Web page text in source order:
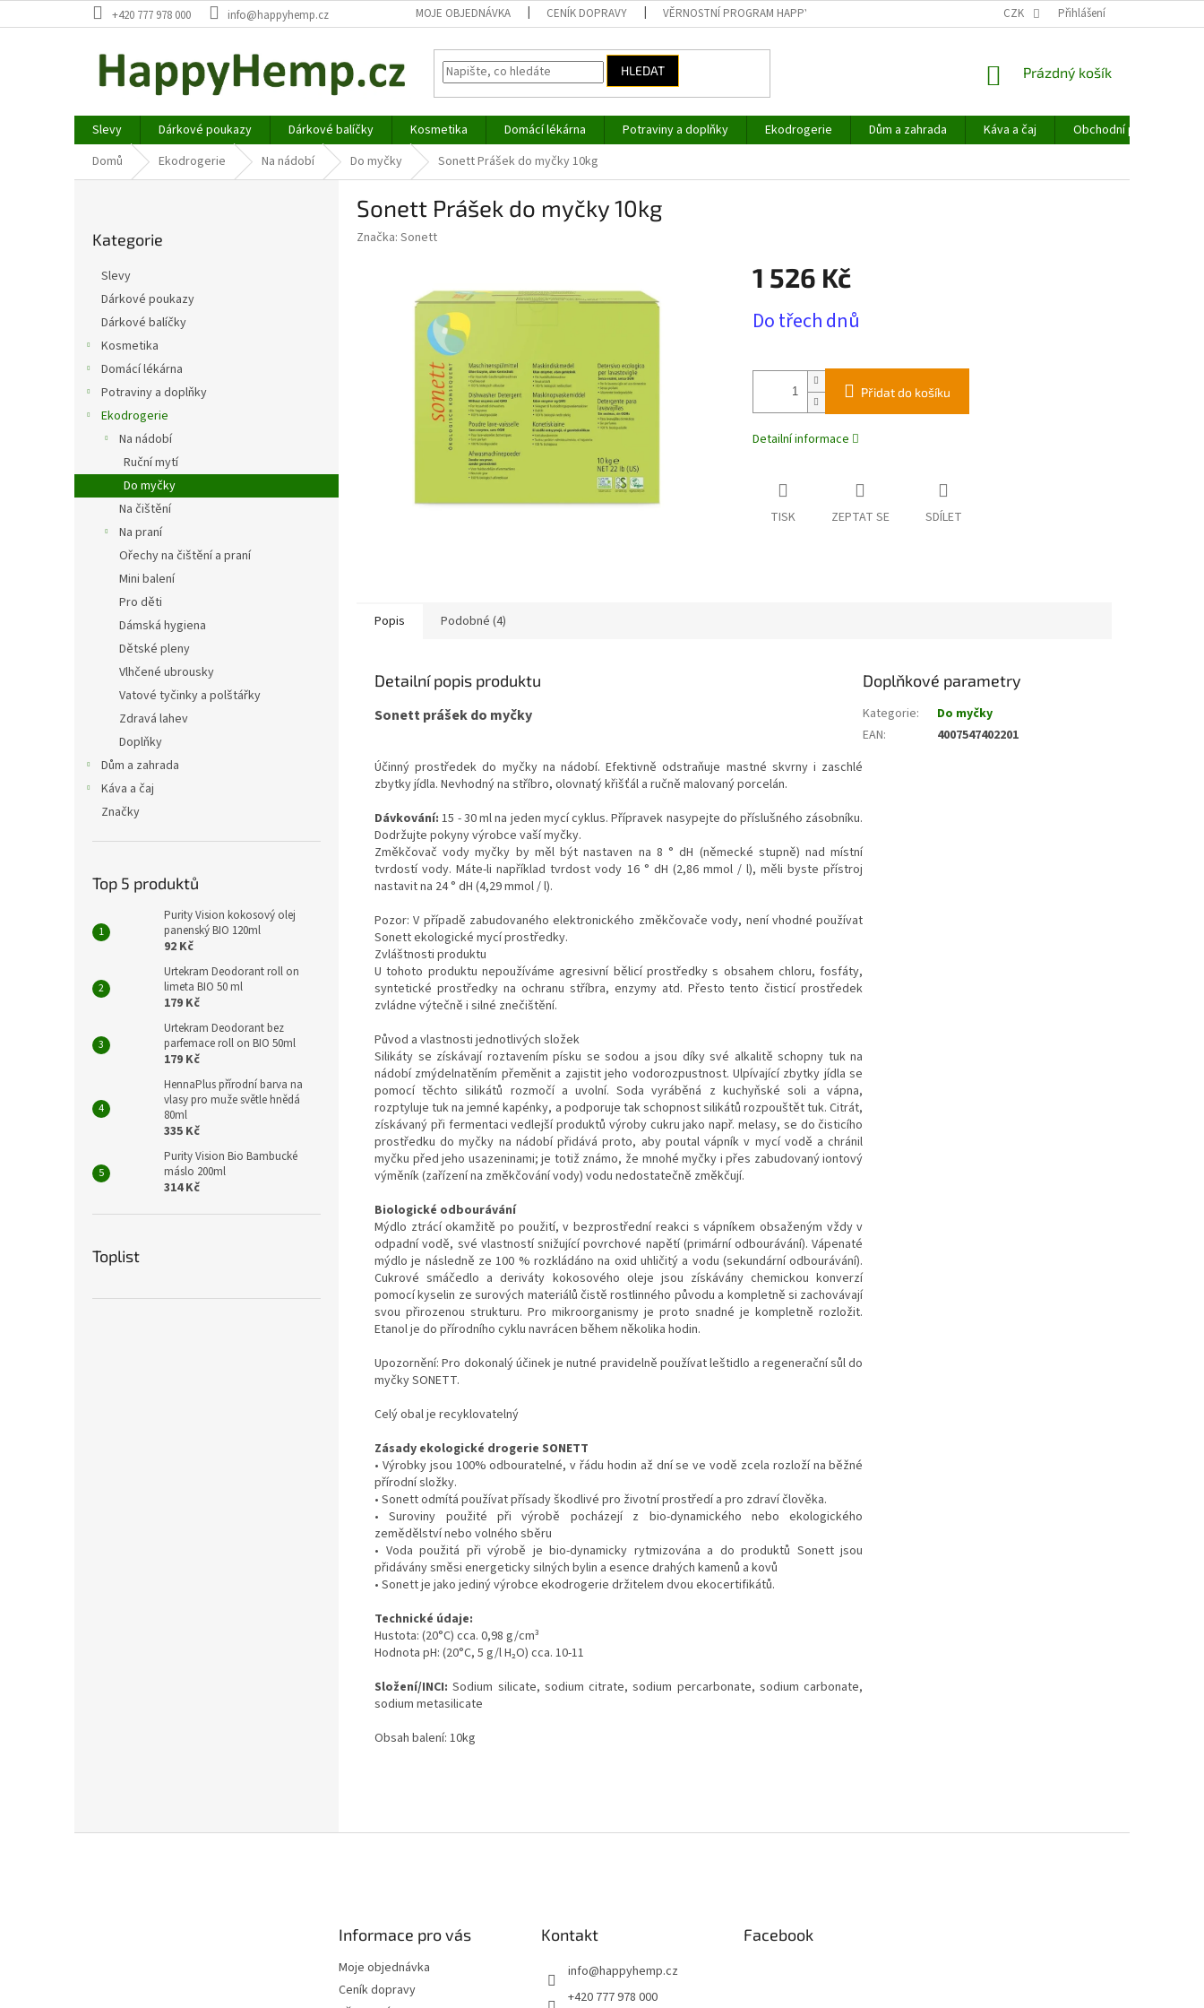
na
+420 777 978 000 info@happyhemp.cz MOJE OBJEDNÁVKA CENÍK DOPRAVY VĚRNOSTNÍ PROGRAM HAPPYHEMP® NAPIŠTE NÁM
CZK Přihlášení
HLEDAT
NÁKUPNÍ
Prázdný košík
Slevy Dárkové poukazy Dárkové balíčky Kosmetika Domácí lékárna Potraviny a doplňky Ekodrogerie Dům a zahrada Káva a čaj
Obchodní podmínky
Domů
Ekodrogerie Na nádobí Do myčky Sonett Prášek do myčky 10kg
kategorie
Kategorie
Slevy
Dárkové poukazy
Dárkové balíčky
Kosmetika
Domácí lékárna
Potraviny a doplňky
Ekodrogerie
Na nádobí
Ruční mytí
Do myčky
Na čištění
Na praní
Ořechy na čištění a praní
Mini balení
Pro děti
Dámská hygiena
Dětské pleny
Vlhčené ubrousky
Vatové tyčinky a polštářky
Zdravá lahev
Doplňky
Dům a zahrada
Káva a čaj
Značky
Top 5 produktů
Purity Vision kokosový olej
panenský BIO 120ml
92 Kč
Urtekram Deodorant roll on
limeta BIO 50 ml
179 Kč
Urtekram Deodorant bez
parfemace roll on BIO 50ml
179 Kč
HennaPlus přírodní barva na
vlasy pro muže světle hnědá
80ml
335 Kč
Purity Vision Bio Bambucké
máslo 200ml
314 Kč
Toplist
Sonett Prášek do myčky 10kg
Značka: Sonett
1 526 Kč
cena:
Do třech dnů
Přidat do košíku
Detailní informace
TISK ZEPTAT SE SDÍLET
Popis Podobné (4)
Detailní popis produktu
Sonett prášek do myčky
Účinný prostředek do myčky na nádobí. Efektivně odstraňuje mastné skvrny i zaschlé
zbytky jídla. Nevhodný na stříbro, olovnatý křišťál a ručně malovaný porcelán.
Dávkování: 15 - 30 ml na jeden mycí cyklus. Přípravek nasypejte do příslušného zásobníku.
Dodržujte pokyny výrobce vaší myčky.
Změkčovač vody myčky by měl být nastaven na 8 ° dH (německé stupně) nad místní
tvrdostí vody. Máte-li například tvrdost vody 16 ° dH (2,86 mmol / l), měli byste přístroj
nastavit na 24 ° dH (4,29 mmol / l).
Pozor: V případě zabudovaného elektronického změkčovače vody, není vhodné používat
Sonett ekologické mycí prostředky.
Zvláštnosti produktu
U tohoto produktu nepoužíváme agresivní bělicí prostředky s obsahem chloru, fosfáty,
syntetické prostředky na ochranu stříbra, enzymy atd. Přesto tento čisticí prostředek
zvládne výtečně i silné znečištění.
Původ a vlastnosti jednotlivých složek
Silikáty se získávají roztavením písku se sodou a jsou díky své alkalitě schopny tuk na
nádobí zmýdelnatěním přeměnit a zajistit jeho vodorozpustnost. Ulpívající zbytky jídla se
pomocí těchto silikátů rozmočí a uvolní. Soda vyráběná z kuchyňské soli a vápna,
rozptyluje tuk na jemné kapénky, a podporuje tak schopnost silikátů rozpouštět tuk. Citrát,
získávaný při fermentaci vedlejší produktů výroby cukru jako např. melasy, se do čisticího
prostředku do myčky na nádobí přidává proto, aby poutal vápník v mycí vodě a chránil
myčku před jeho usazeninami; je totiž známo, že mnohé myčky i přes zabudovaný iontový
výměník (zařízení na změkčování vody) vodu nedostatečně změkčují.
Biologické odbourávání
Mýdlo ztrácí okamžitě po použití, v bezprostřední reakci s vápníkem obsaženým vždy v
odpadní vodě, své vlastností snižující povrchové napětí (primární odbourávání). Vápenaté
mýdlo je následně ze 100 % rozkládáno na oxid uhličitý a vodu (sekundární odbourávání).
Cukrové smáčedlo a deriváty kokosového oleje jsou získávány chemickou konverzí
pomocí kyselin ze surových materiálů čistě rostlinného původu a kompletně si zachovávají
svou přirozenou strukturu. Pro mikroorganismy je proto snadné je kompletně rozložit.
Etanol je do přírodního cyklu navrácen během několika hodin.
Upozornění: Pro dokonalý účinek je nutné pravidelně používat leštidlo a regenerační sůl do
myčky SONETT.
Celý obal je recyklovatelný
Zásady ekologické drogerie SONETT
• Výrobky jsou 100% odbouratelné, v řádu hodin až dní se ve vodě zcela rozloží na běžné
přírodní složky.
• Sonett odmítá používat přísady škodlivé pro životní prostředí a pro zdraví člověka.
• Suroviny použité při výrobě pocházejí z bio-dynamického nebo ekologického
zemědělství nebo volného sběru
• Voda použitá při výrobě je bio-dynamicky rytmizována a do produktů Sonett jsou
přidávány směsi energeticky silných bylin a esence drahých kamenů a kovů
• Sonett je jako jediný výrobce ekodrogerie držitelem dvou ekocertifikátů.
Technické údaje:
Hustota: (20°C) cca. 0,98 g/cm³
Hodnota pH: (20°C, 5 g/l H₂O) cca. 10-11
Složení/INCI:Sodium silicate, sodium citrate, sodium percarbonate, sodium carbonate,
sodium metasilicate
Obsah balení: 10kg
Doplňkové parametry
Kategorie:
Do myčky
EAN: 4007547402201
Informace pro vás
Moje objednávka
Ceník dopravy
Kontakt
info@happyhemp.cz
+420 777 978 000
Facebook